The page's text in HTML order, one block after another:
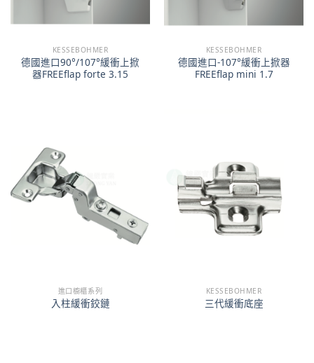
KESSEBOHMER
德國進口90°/107°緩衝上掀
器FREEflap forte 3.15
KESSEBOHMER
德國進口-107°緩衝上掀器
FREEflap mini 1.7
進口櫥櫃系列
入柱緩衝鉸鏈
KESSEBOHMER
三代緩衝底座